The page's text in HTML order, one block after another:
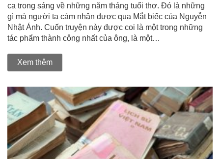
ca trong sáng về những năm tháng tuổi thơ. Đó là những
gì mà người ta cảm nhận được qua Mắt biếc của Nguyễn
Nhật Ánh. Cuốn truyện này được coi là một trong những
tác phẩm thành công nhất của ông, là một…
Xem thêm